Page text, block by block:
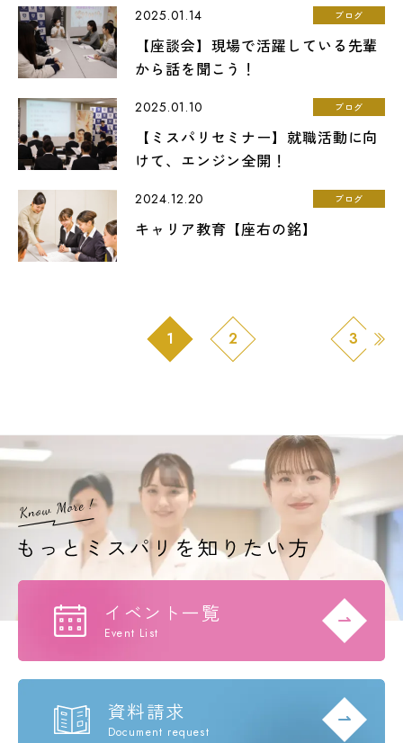
2025.01.14 ブログ
【座談会】現場で活躍している先輩
から話を聞こう！
2025.01.10 ブログ
【ミスパリセミナー】就職活動に向
けて、エンジン全開！
2024.12.20 ブログ
キャリア教育【座右の銘】
1 2 3
イベント一覧
Event List
資料請求
Document request